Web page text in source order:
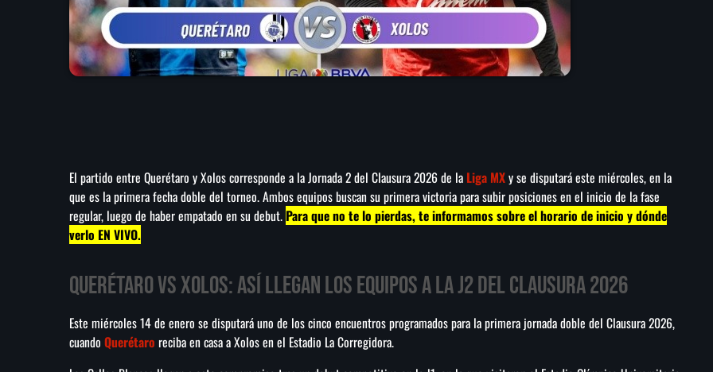
El partido entre Querétaro y Xolos corresponde a la Jornada 2 del Clausura 2026 de la Liga MXy se disputará este miércoles, en la
que es la primera fecha doble del torneo. Ambos equipos buscan su primera victoria para subir posiciones en el inicio de la fase
regular, luego de haber empatado en su debut. Para que no te lo pierdas, te informamos sobre el horario de inicio y dónde
verlo EN VIVO.
Querétaro vs Xolos: Así llegan los equipos a la J2 del Clausura 2026
Este miércoles 14 de enero se disputará uno de los cinco encuentros programados para la primera jornada doble del Clausura 2026,
cuando Querétaro reciba en casa a Xolos en el Estadio La Corregidora.